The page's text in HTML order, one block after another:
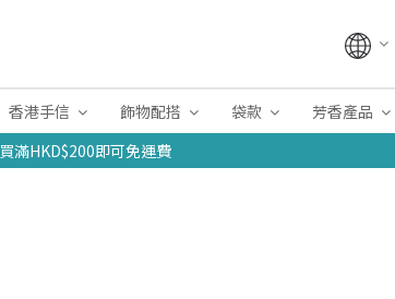
香港手信 飾物配搭 袋款 芳香產品
買滿HKD$200即可免運費